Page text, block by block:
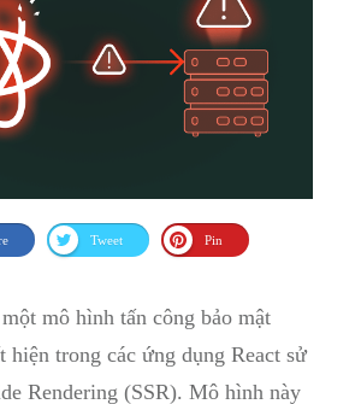
Tweet Pin
mô hình tấn công bảo mật
hiện trong các ứng dụng React sử
Rendering (SSR). Mô hình này